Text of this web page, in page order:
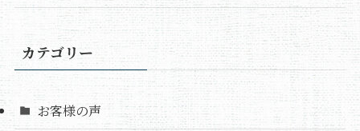
カテゴリー
お客様の声